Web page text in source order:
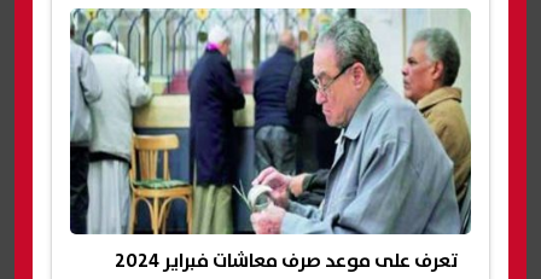
تعرف على موعد صرف معاشات فبراير 2024